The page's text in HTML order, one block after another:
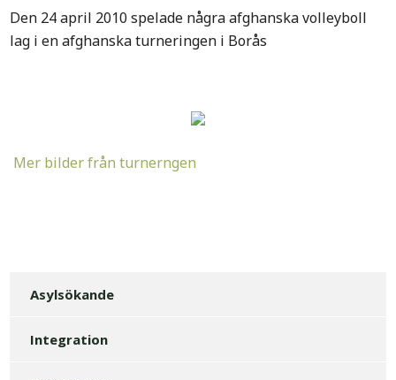
Den 24 april 2010 spelade några afghanska volleyboll
lag i en afghanska turneringen i Borås
Mer bilder från turnerngen
Asylsökande
Integration